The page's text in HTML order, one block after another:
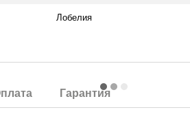
Лобелия
Гарантия